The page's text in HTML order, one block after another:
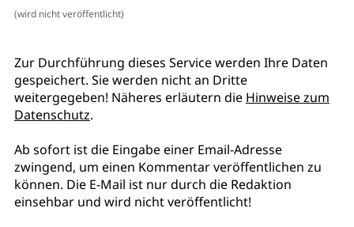
(wird nicht veröffentlicht)
Zur Durchführung dieses Service werden Ihre Daten
gespeichert. Sie werden nicht an Dritte
weitergegeben! Näheres erläutern die Hinweise zum
Datenschutz.
Ab sofort ist die Eingabe einer Email-Adresse
zwingend, um einen Kommentar veröffentlichen zu
können. Die E-Mail ist nur durch die Redaktion
einsehbar und wird nicht veröffentlicht!